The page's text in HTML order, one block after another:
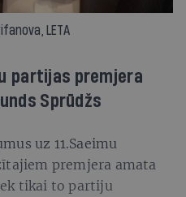
LETA
partijas premjera
Sprūdžs
uz 11.Saeimu
premjera amata
tikai to partiju